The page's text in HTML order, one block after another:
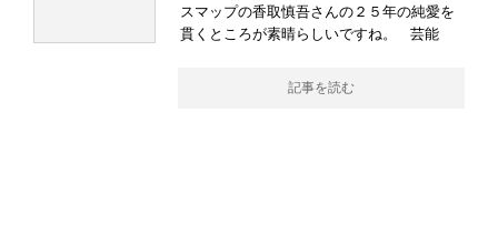
スマップの香取慎吾さんの２５年の純愛を
貫くところが素晴らしいですね。 芸能
記事を読む